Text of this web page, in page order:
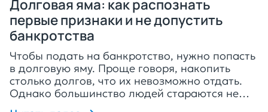
Долговая яма: как распознать
первые признаки и не допустить
банкротства
Чтобы подать на банкротство, нужно попасть
в долговую яму. Проще говоря, накопить
столько долгов, что их невозможно отдать.
Однако большинство людей стараются не